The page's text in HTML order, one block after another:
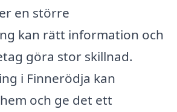
en större
kan rätt information och
göra stor skillnad.
i Finnerödja kan
och ge det ett